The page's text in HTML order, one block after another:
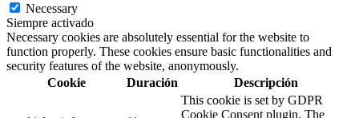
Necessary
Siempre activado
Necessary cookies are absolutely essential for the website to
function properly. These cookies ensure basic functionalities and
security features of the website, anonymously.
Cookie
Duración Descripción
This cookie is set by GDPR
Cookie Consent plugin. The